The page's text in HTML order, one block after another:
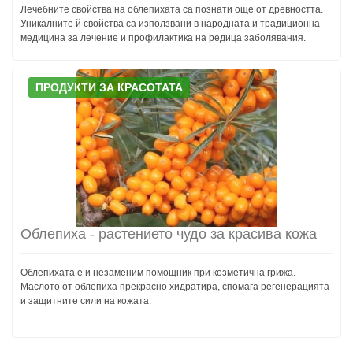
Лечебните свойства на облепихата са познати още от древността.
Уникалните й свойства са използвани в народната и традиционна
медицина за лечение и профилактика на редица заболявания.
ПРОДУКТИ ЗА КРАСОТАТА
Облепиха - растението чудо за красива кожа
Облепихата е и незаменим помощник при козметична грижа.
Маслото от облепиха прекрасно хидратира, спомага регенерацията
и защитните сили на кожата.